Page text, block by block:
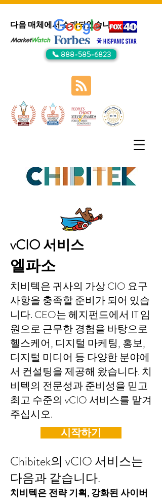
다음 매체에서 소개되었습니다:
📞 888-585-6823
vCIO 서비스
엘파소
치비텍은 귀사의 가상 CIO 요구
사항을 충족할 준비가 되어 있습
니다. CEO는 헤지펀드에서 IT 임
원으로 근무한 경험을 바탕으로
헬스케어, 디지털 마케팅, 홍보,
디지털 미디어 등 다양한 분야에
서 컨설팅을 제공해 왔습니다. 치
비텍의 전문성과 준비성을 믿고
최고 수준의 vCIO 서비스를 맡겨
주십시오.
시작하기
Chibitek의 vCIO 서비스는
다음과 같습니다.
치비텍은 전략 기획, 강화된 사이버